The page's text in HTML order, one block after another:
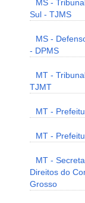
MS -
Sul - TJMS
MS -
- DPMS
MT -
TJMT
MT -
MT -
MT -
Direitos do
Grosso